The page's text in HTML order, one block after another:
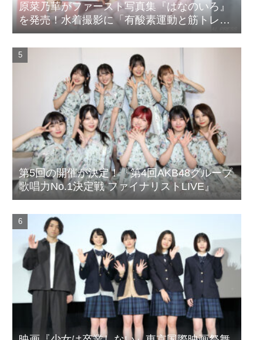
原菜乃華がファースト写真集『はなのいろ』
を発売！水着撮影に「有酸素運動と筋トレを
頑張りました」
第5回の開催が決定！『第4回AKB48グループ
歌唱力No.1決定戦 ファイナリストLIVE』